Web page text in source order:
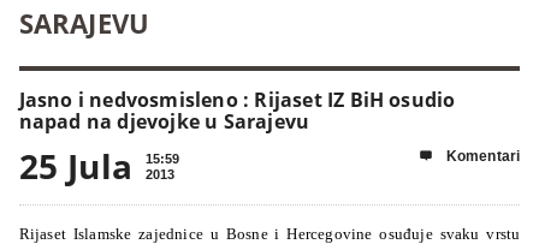
SARAJEVU
Jasno i nedvosmisleno : Rijaset IZ BiH osudio
napad na djevojke u Sarajevu
25 Jula
15:59
2013
 Komentari
Rijaset Islamske zajednice u Bosne i Hercegovine osuđuje svaku vrstu